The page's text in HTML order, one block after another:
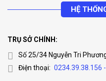
HỆ
TRỤ SỞ CHÍNH:
Số 25/34 Nguyễn Tri
Điện thoại: 0234.39.38.156